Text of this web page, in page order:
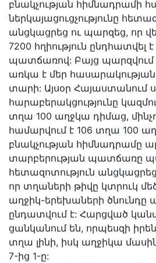
բնակչության հիմնադրամի
ներկայացուցչությունը
անցկացրեց ու պարզեց, որ
7200 հղիություն ընդհատվել
պատճառով: Բայց պարզվում
առկա է մեր հասարակության
տարի: Այսօր Հայաստանում
հարաբերակցությունը
տղա 100 աղջկա դիմաց,
համարվում է 106 տղա 100
բնակչության հիմնադրամը
տարբերության պատճառը
հետազոտություն
որ տղաների թիվը կտրուկ
աղջիկ-երեխաների ծնունդը
ընդատվում է: Հարցված
ցանկանում են, որպեսզի
տղա լինի, իսկ աղջիկա
7-ից 1-ը: